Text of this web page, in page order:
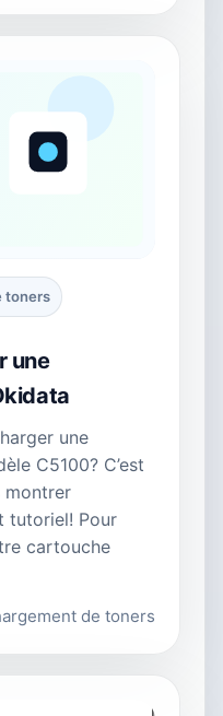
toners
une
une
C5100? C’est
montrer
tutoriel! Pour
cartouche
de toners